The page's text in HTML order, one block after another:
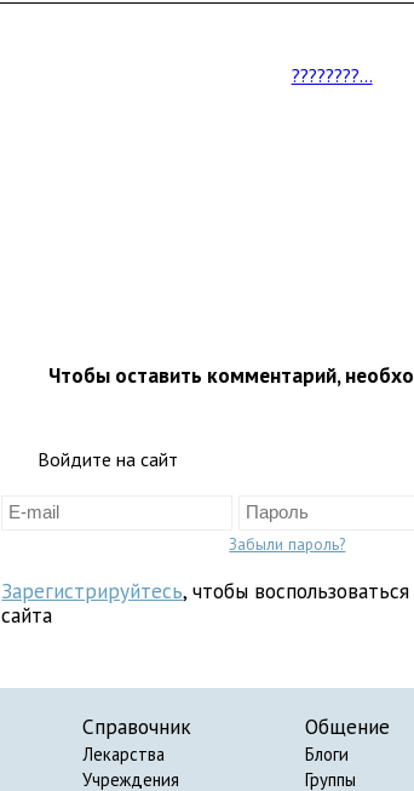
????????...
Чтобы оставить комментарий,
Войдите на сайт
Забыли пароль?
Зарегистрируйтесь, чтобы
сайта
Справочник
Лекарства
Учреждения
Общение
Блоги
Группы